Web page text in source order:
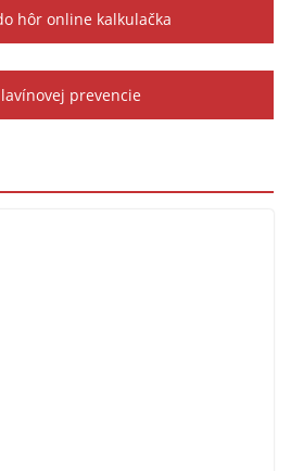
hôr online kalkulačka
prevencie